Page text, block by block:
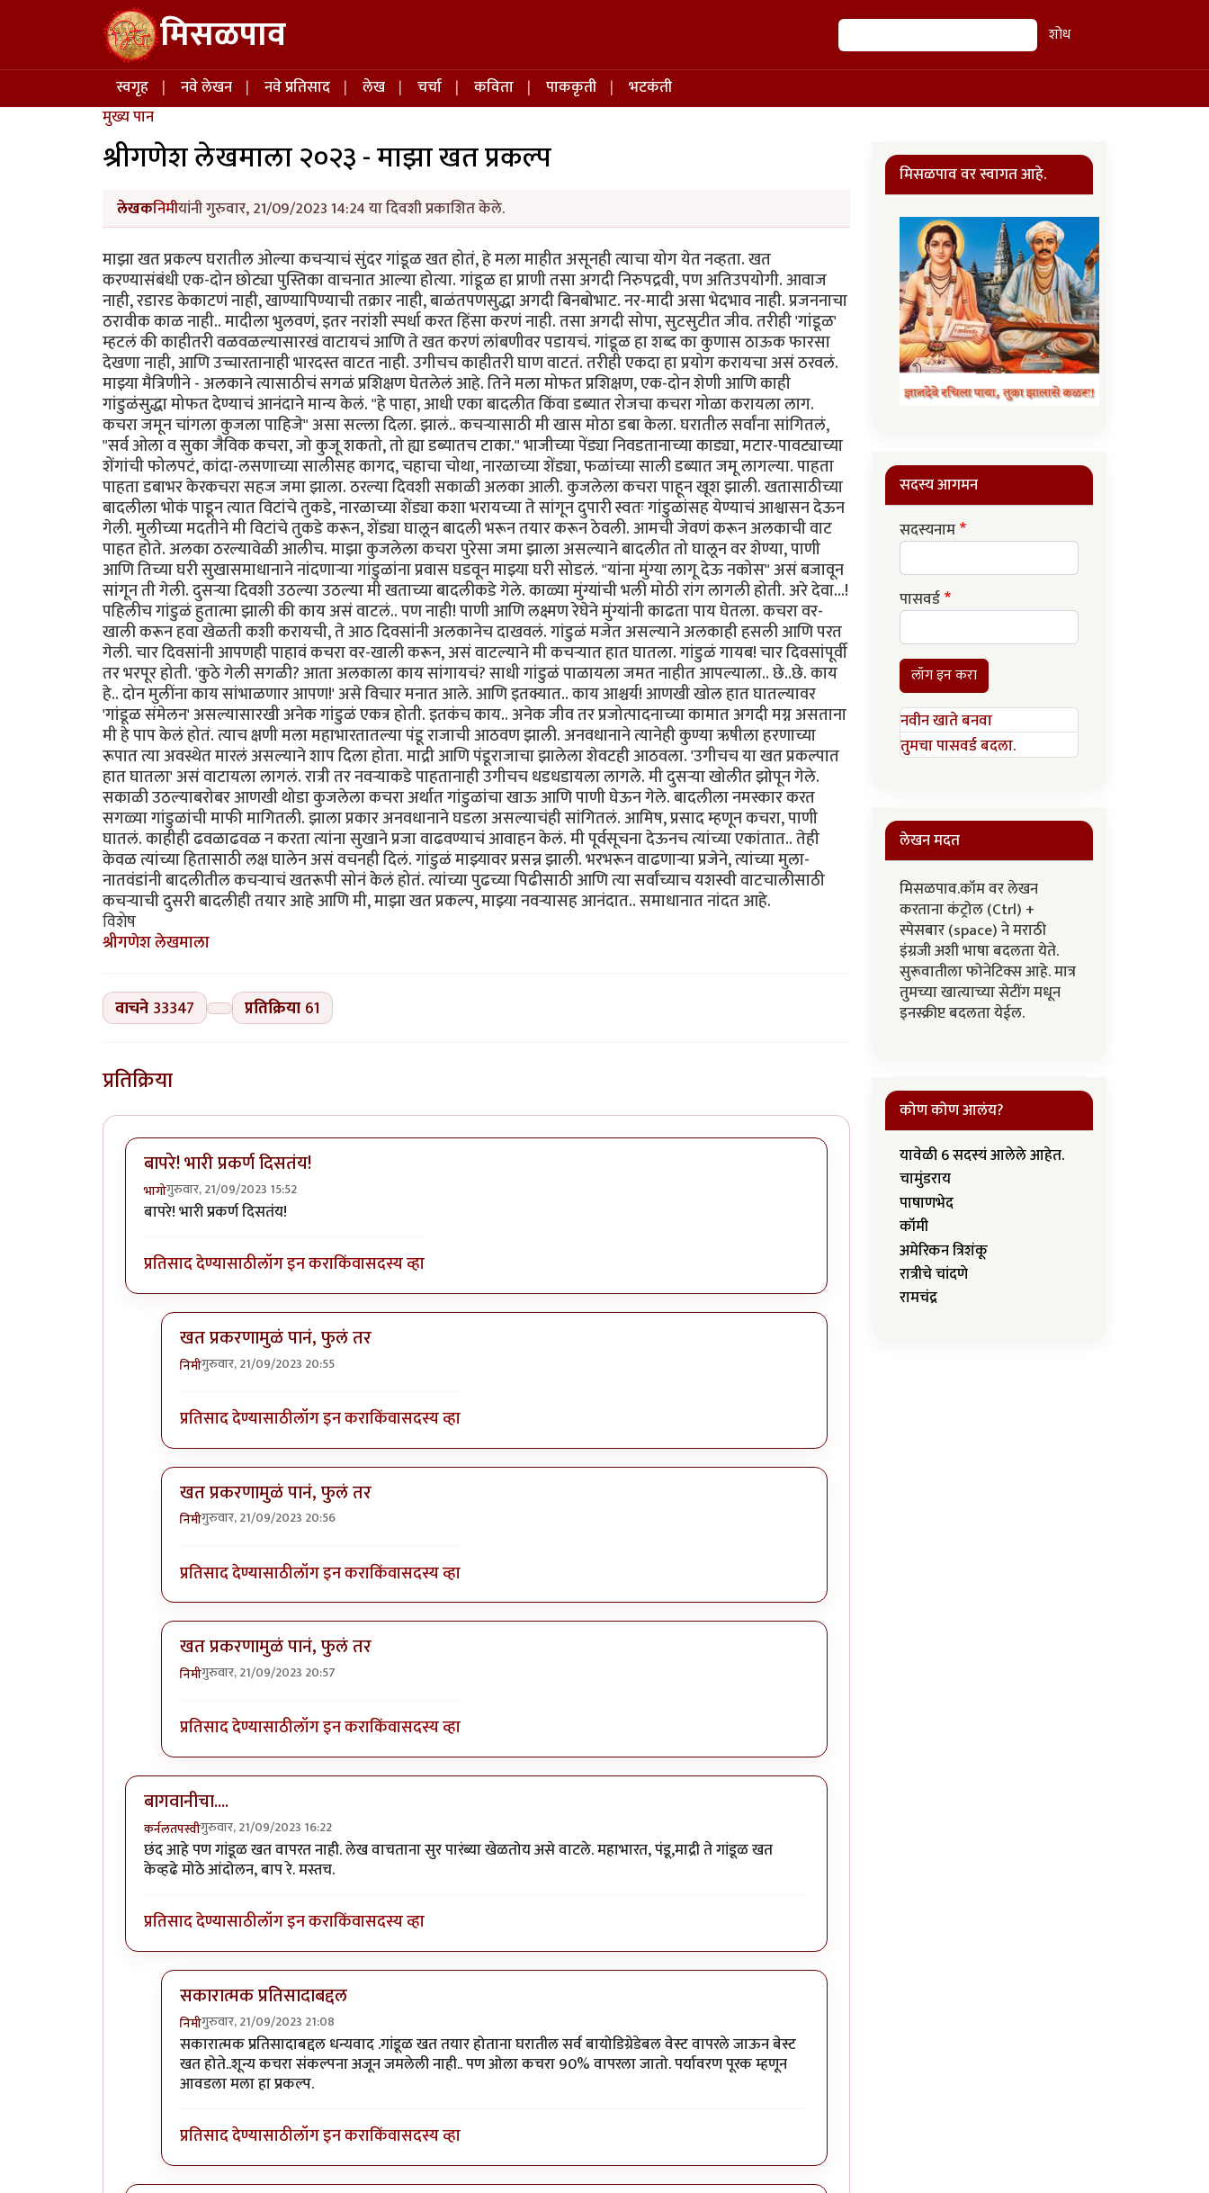
Skip to main content मिसळपाव शोध शोध
Main navigation
स्वगृह नवे लेखन नवे प्रतिसाद लेख चर्चा कविता पाककृती
भटकंती
मुख्य पान
श्रीगणेश लेखमाला २०२३ - माझा खत प्रकल्प
लेखकनिमीयांनी गुरुवार, 21/09/2023 14:24 या दिवशी प्रकाशित केले.
माझा खत प्रकल्प घरातील ओल्या कचऱ्याचं सुंदर गांडूळ खत होतं, हे मला माहीत असूनही त्याचा योग येत नव्हता. खत
करण्यासंबंधी एक-दोन छोट्या पुस्तिका वाचनात आल्या होत्या. गांडूळ हा प्राणी तसा अगदी निरुपद्रवी, पण अतिउपयोगी. आवाज
नाही, रडारड केकाटणं नाही, खाण्यापिण्याची तक्रार नाही, बाळंतपणसुद्धा अगदी बिनबोभाट. नर-मादी असा भेदभाव नाही. प्रजननाचा
ठरावीक काळ नाही.. मादीला भुलवणं, इतर नरांशी स्पर्धा करत हिंसा करणं नाही. तसा अगदी सोपा, सुटसुटीत जीव. तरीही 'गांडूळ'
म्हटलं की काहीतरी वळवळल्यासारखं वाटायचं आणि ते खत करणं लांबणीवर पडायचं. गांडूळ हा शब्द का कुणास ठाऊक फारसा
देखणा नाही, आणि उच्चारतानाही भारदस्त वाटत नाही. उगीचच काहीतरी घाण वाटतं. तरीही एकदा हा प्रयोग करायचा असं ठरवलं.
माझ्या मैत्रिणीने - अलकाने त्यासाठीचं सगळं प्रशिक्षण घेतलेलं आहे. तिने मला मोफत प्रशिक्षण, एक-दोन शेणी आणि काही
गांडुळंसुद्धा मोफत देण्याचं आनंदाने मान्य केलं. "हे पाहा, आधी एका बादलीत किंवा डब्यात रोजचा कचरा गोळा करायला लाग.
कचरा जमून चांगला कुजला पाहिजे" असा सल्ला दिला. झालं.. कचऱ्यासाठी मी खास मोठा डबा केला. घरातील सर्वांना सांगितलं,
"सर्व ओला व सुका जैविक कचरा, जो कुजू शकतो, तो ह्या डब्यातच टाका." भाजीच्या पेंड्या निवडतानाच्या काड्या, मटार-पावट्याच्या
शेंगांची फोलपटं, कांदा-लसणाच्या सालीसह कागद, चहाचा चोथा, नारळाच्या शेंड्या, फळांच्या साली डब्यात जमू लागल्या. पाहता
पाहता डबाभर केरकचरा सहज जमा झाला. ठरल्या दिवशी सकाळी अलका आली. कुजलेला कचरा पाहून खूश झाली. खतासाठीच्या
बादलीला भोकं पाडून त्यात विटांचे तुकडे, नारळाच्या शेंड्या कशा भरायच्या ते सांगून दुपारी स्वतः गांडुळांसह येण्याचं आश्वासन देऊन
गेली. मुलीच्या मदतीने मी विटांचे तुकडे करून, शेंड्या घालून बादली भरून तयार करून ठेवली. आमची जेवणं करून अलकाची वाट
पाहत होते. अलका ठरल्यावेळी आलीच. माझा कुजलेला कचरा पुरेसा जमा झाला असल्याने बादलीत तो घालून वर शेण्या, पाणी
आणि तिच्या घरी सुखासमाधानाने नांदणाऱ्या गांडुळांना प्रवास घडवून माझ्या घरी सोडलं. "यांना मुंग्या लागू देऊ नकोस" असं बजावून
सांगून ती गेली. दुसऱ्या दिवशी उठल्या उठल्या मी खताच्या बादलीकडे गेले. काळ्या मुंग्यांची भली मोठी रांग लागली होती. अरे देवा...!
पहिलीच गांडुळं हुतात्मा झाली की काय असं वाटलं.. पण नाही! पाणी आणि लक्ष्मण रेघेने मुंग्यांनी काढता पाय घेतला. कचरा वर-
खाली करून हवा खेळती कशी करायची, ते आठ दिवसांनी अलकानेच दाखवलं. गांडुळं मजेत असल्याने अलकाही हसली आणि परत
गेली. चार दिवसांनी आपणही पाहावं कचरा वर-खाली करून, असं वाटल्याने मी कचऱ्यात हात घातला. गांडुळं गायब! चार दिवसांपूर्वी
तर भरपूर होती. 'कुठे गेली सगळी? आता अलकाला काय सांगायचं? साधी गांडुळं पाळायला जमत नाहीत आपल्याला.. छे..छे. काय
हे.. दोन मुलींना काय सांभाळणार आपण!' असे विचार मनात आले. आणि इतक्यात.. काय आश्चर्य! आणखी खोल हात घातल्यावर
'गांडूळ संमेलन' असल्यासारखी अनेक गांडुळं एकत्र होती. इतकंच काय.. अनेक जीव तर प्रजोत्पादनाच्या कामात अगदी मग्न असताना
मी हे पाप केलं होतं. त्याच क्षणी मला महाभारतातल्या पंडू राजाची आठवण झाली. अनवधानाने त्यानेही कुण्या ऋषीला हरणाच्या
रूपात त्या अवस्थेत मारलं असल्याने शाप दिला होता. माद्री आणि पंडूराजाचा झालेला शेवटही आठवला. 'उगीचच या खत प्रकल्पात
हात घातला' असं वाटायला लागलं. रात्री तर नवऱ्याकडे पाहतानाही उगीचच धडधडायला लागले. मी दुसऱ्या खोलीत झोपून गेले.
सकाळी उठल्याबरोबर आणखी थोडा कुजलेला कचरा अर्थात गांडुळांचा खाऊ आणि पाणी घेऊन गेले. बादलीला नमस्कार करत
सगळ्या गांडुळांची माफी मागितली. झाला प्रकार अनवधानाने घडला असल्याचंही सांगितलं. आमिष, प्रसाद म्हणून कचरा, पाणी
घातलं. काहीही ढवळाढवळ न करता त्यांना सुखाने प्रजा वाढवण्याचं आवाहन केलं. मी पूर्वसूचना देऊनच त्यांच्या एकांतात.. तेही
केवळ त्यांच्या हितासाठी लक्ष घालेन असं वचनही दिलं. गांडुळं माझ्यावर प्रसन्न झाली. भरभरून वाढणाऱ्या प्रजेने, त्यांच्या मुला-
नातवंडांनी बादलीतील कचऱ्याचं खतरूपी सोनं केलं होतं. त्यांच्या पुढच्या पिढीसाठी आणि त्या सर्वांच्याच यशस्वी वाटचालीसाठी
कचऱ्याची दुसरी बादलीही तयार आहे आणि मी, माझा खत प्रकल्प, माझ्या नवऱ्यासह आनंदात.. समाधानात नांदत आहे.
विशेष
श्रीगणेश लेखमाला
वाचने 33347 प्रतिक्रिया 61
प्रतिक्रिया
बापरे! भारी प्रकर्ण दिसतंय!
भागोगुरुवार, 21/09/2023 15:52
बापरे! भारी प्रकर्ण दिसतंय!
प्रतिसाद देण्यासाठीलॉग इन कराकिंवासदस्य व्हा
खत प्रकरणामुळं पानं, फुलं तर
निमीगुरुवार, 21/09/2023 20:55
प्रतिसाद देण्यासाठीलॉग इन कराकिंवासदस्य व्हा
खत प्रकरणामुळं पानं, फुलं तर
निमीगुरुवार, 21/09/2023 20:56
प्रतिसाद देण्यासाठीलॉग इन कराकिंवासदस्य व्हा
खत प्रकरणामुळं पानं, फुलं तर
निमीगुरुवार, 21/09/2023 20:57
प्रतिसाद देण्यासाठीलॉग इन कराकिंवासदस्य व्हा
बागवानीचा....
कर्नलतपस्वीगुरुवार, 21/09/2023 16:22
छंद आहे पण गांडूळ खत वापरत नाही. लेख वाचताना सुर पारंब्या खेळतोय असे वाटले. महाभारत, पंडू,माद्री ते गांडूळ खत
केव्हढे मोठे आंदोलन, बाप रे. मस्तच.
प्रतिसाद देण्यासाठीलॉग इन कराकिंवासदस्य व्हा
सकारात्मक प्रतिसादाबद्दल
निमीगुरुवार, 21/09/2023 21:08
In reply toबागवानीचा....byकर्नलतपस्वी
सकारात्मक प्रतिसादाबद्दल धन्यवाद .गांडूळ खत तयार होताना घरातील सर्व बायोडिग्रेडेबल वेस्ट वापरले जाऊन बेस्ट
खत होते..शून्य कचरा संकल्पना अजून जमलेली नाही.. पण ओला कचरा 90% वापरला जातो. पर्यावरण पूरक म्हणून
आवडला मला हा प्रकल्प.
प्रतिसाद देण्यासाठीलॉग इन कराकिंवासदस्य व्हा
मिसळपाव वर स्वागत आहे.
सदस्य आगमन
सदस्यनाम
पासवर्ड
लॉग इन करा
नवीन खाते बनवा
तुमचा पासवर्ड बदला.
लेखन मदत
मिसळपाव.कॉम वर लेखन
करताना कंट्रोल (Ctrl) +
स्पेसबार (space) ने मराठी
इंग्रजी अशी भाषा बदलता येते.
सुरूवातीला फोनेटिक्स आहे. मात्र
तुमच्या खात्याच्या सेटींग मधून
इनस्क्रीप्ट बदलता येईल.
कोण कोण आलंय?
यावेळी 6 सदस्यं आलेले आहेत.
चामुंडराय
पाषाणभेद
कॉमी
अमेरिकन त्रिशंकू
रात्रीचे चांदणे
रामचंद्र